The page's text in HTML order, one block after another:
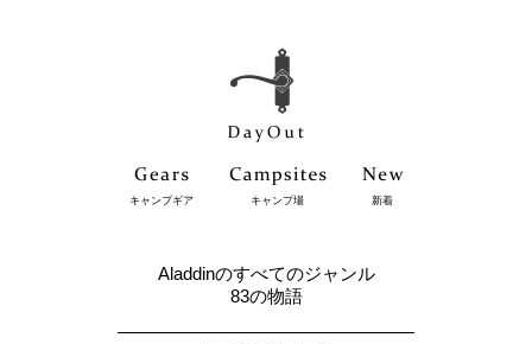
キャンプギア キャンプ場 新着
Aladdinのすべてのジャンル
83の物語